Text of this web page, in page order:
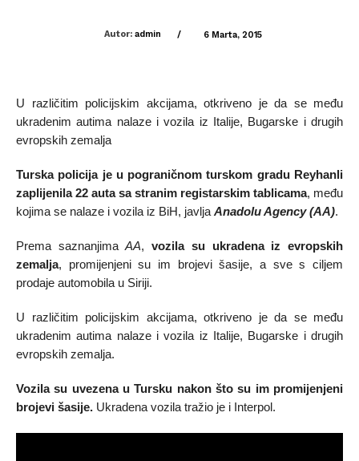
Autor: admin / 6 Marta, 2015
U različitim policijskim akcijama, otkriveno je da se među
ukradenim autima nalaze i vozila iz Italije, Bugarske i drugih
evropskih zemalja
Turska policija je u pograničnom turskom gradu Reyhanli
zaplijenila 22 auta sa stranim registarskim tablicama, među
kojima se nalaze i vozila iz BiH, javlja Anadolu Agency (AA).
Prema saznanjimaAA,vozila su ukradena iz evropskih
zemalja, promijenjeni su im brojevi šasije, a sve s ciljem
prodaje automobila u Siriji.
U različitim policijskim akcijama, otkriveno je da se među
ukradenim autima nalaze i vozila iz Italije, Bugarske i drugih
evropskih zemalja.
Vozila su uvezena u Tursku nakon što su im promijenjeni
brojevi šasije. Ukradena vozila tražio je i Interpol.